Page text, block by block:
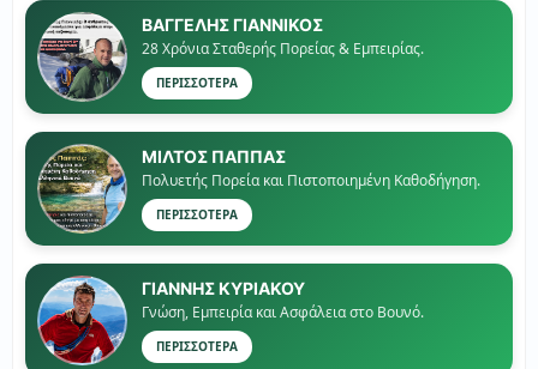
ΒΑΓΓΕΛΗΣ ΓΙΑΝΝΙΚΟΣ
28 Χρόνια Σταθερής Πορείας & Εμπειρίας.
ΠΕΡΙΣΣΟΤΕΡΑ
ΜΙΛΤΟΣ ΠΑΠΠΑΣ
Πολυετής Πορεία και Πιστοποιημένη Καθοδήγηση.
ΠΕΡΙΣΣΟΤΕΡΑ
ΓΙΑΝΝΗΣ ΚΥΡΙΑΚΟΥ
Γνώση, Εμπειρία και Ασφάλεια στο Βουνό.
ΠΕΡΙΣΣΟΤΕΡΑ